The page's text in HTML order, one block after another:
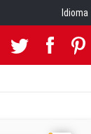
Idioma